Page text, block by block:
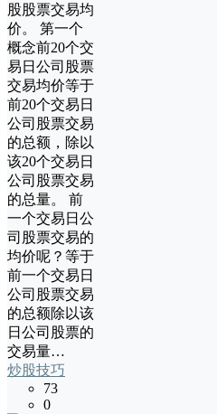
股股票交易均
价。 第一个
概念前20个交
易日公司股票
交易均价等于
前20个交易日
公司股票交易
的总额，除以
该20个交易日
公司股票交易
的总量。 前
一个交易日公
司股票交易的
均价呢？等于
前一个交易日
公司股票交易
的总额除以该
日公司股票的
交易量…
炒股技巧
73
0